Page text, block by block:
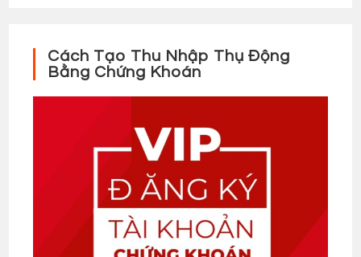
Cách Tạo Thu Nhập Thụ Động
Bằng Chứng Khoán